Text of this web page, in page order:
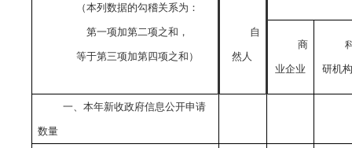
（本列数据的勾稽关系为：
第一项加第二项之和，
等于第三项加第四项之和）
自
然人
商
业企业 研机构
一、本年新收政府信息公开申请
数量